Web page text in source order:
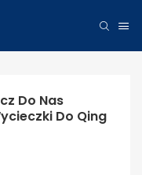
Do Nas
Do Qing